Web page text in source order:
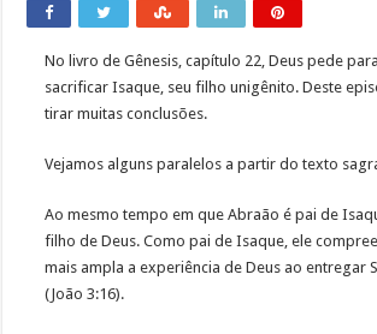
No livro de Gênesis, capítulo 22, Deus pede
sacrificar Isaque, seu filho unigênito. Deste
tirar muitas conclusões.
Vejamos alguns paralelos a partir do texto
Ao mesmo tempo em que Abraão é pai de
filho de Deus. Como pai de Isaque, ele
mais ampla a experiência de Deus ao entregar
(João 3:16).